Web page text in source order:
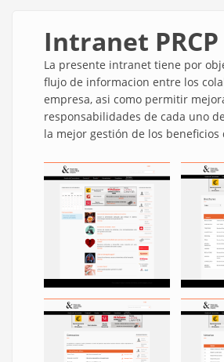
Intranet PRCP
La presente intranet tiene por
flujo de informacion entre los
empresa, asi como permitir
responsabilidades de cada uno
la mejor gestión de los beneficios